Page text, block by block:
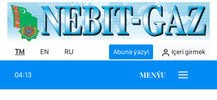
TM EN RU Abuna ýazyl Içeri girmek
04:13 MENÝU